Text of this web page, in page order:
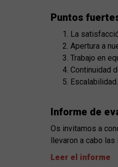
Puntos
La
Apertura a
Trabajo en
Continuidad
Informe de
Os invitamos a
llevaron a cabo
Leer el informe